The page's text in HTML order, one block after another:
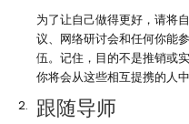
为了让自己做得更好，请将
议、网络研讨会和任何你能
伍。记住，目的不是推销或
你将会从这些相互提携的人
跟随导师